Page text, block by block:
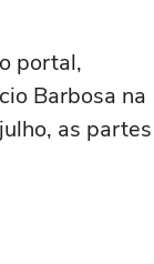
portal,
Barbosa na
as partes